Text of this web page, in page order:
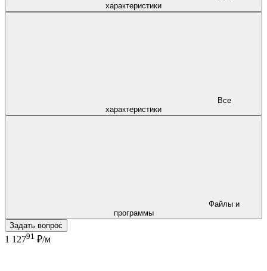
характеристики
характеристики
программы
Задать вопрос
1 12791 ₽/м